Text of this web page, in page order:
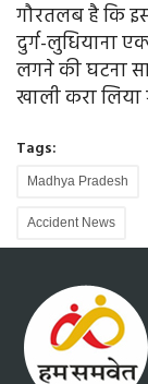
गौरतलब है कि
दुर्ग-लुधियाना
लगने की घटना
खाली करा लिया
Tags:
Madhya Pradesh
Accident News